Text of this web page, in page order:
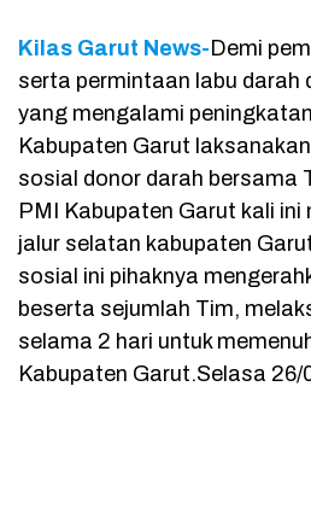
Kilas Garut News- Demi
serta permintaan labu darah
yang mengalami
Kabupaten Garut
sosial donor darah bersama
PMI Kabupaten Garut kali ini
jalur selatan kabupaten
sosial ini pihaknya
beserta sejumlah Tim,
selama 2 hari untuk
Kabupaten Garut.Selasa 26/